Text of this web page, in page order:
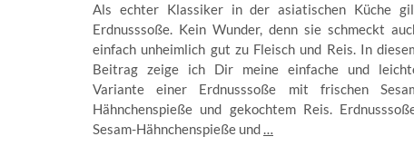
Als echter Klassiker in der asiatischen Küche
Erdnusssoße. Kein Wunder, denn sie schmeckt
einfach unheimlich gut zu Fleisch und Reis. In
Beitrag zeige ich Dir meine einfache und
Variante einer Erdnusssoße mit frischen
Hähnchenspieße und gekochtem Reis.
Sesam-Hähnchenspieße und…